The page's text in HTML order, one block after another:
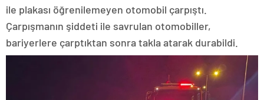
ile plakası öğrenilemeyen otomobil çarpıştı.
Çarpışmanın şiddeti ile savrulan otomobiller,
bariyerlere çarptıktan sonra takla atarak durabildi.